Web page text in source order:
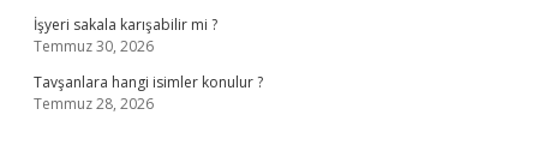
İşyeri sakala karışabilir mi ?
Temmuz 30, 2026
Tavşanlara hangi isimler konulur ?
Temmuz 28, 2026